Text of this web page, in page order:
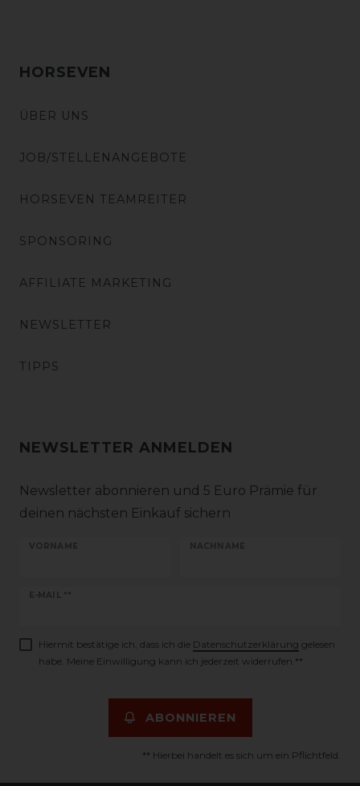
HORSEVEN
ÜBER UNS
JOB/STELLENANGEBOTE
HORSEVEN TEAMREITER
SPONSORING
AFFILIATE MARKETING
NEWSLETTER
TIPPS
NEWSLETTER ANMELDEN
Newsletter abonnieren und 5 Euro Prämie für
deinen nächsten Einkauf sichern
VORNAME NACHNAME
E-MAIL **
Newsletter
Hiermit bestätige ich, dass ich die Daten­schutz­erklärung gelesen
habe. Meine Einwilligung kann ich jederzeit widerrufen.**
ABONNIEREN
** Hierbei handelt es sich um ein Pflichtfeld.